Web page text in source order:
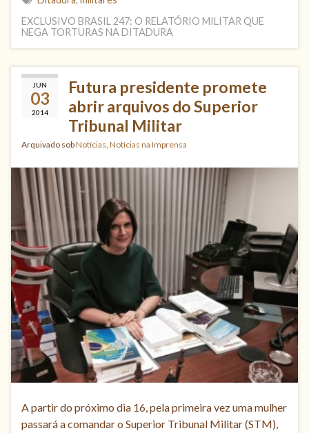
EXCLUSIVO BRASIL 247: O RELATÓRIO MILITAR QUE
NEGA TORTURAS NA DITADURA
JUN
03
2014
Futura presidente promete
abrir arquivos do Superior
Tribunal Militar
Arquivado sobNotícias, Notícias na Imprensa
A partir do próximo dia 16, pela primeira vez uma mulher
passará a comandar o Superior Tribunal Militar (STM),